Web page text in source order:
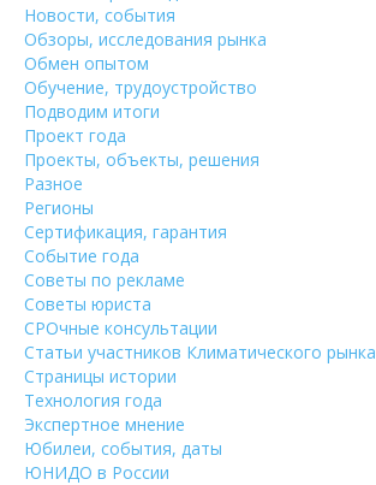
Новости, события
Обзоры, исследования рынка
Обмен опытом
Обучение, трудоустройство
Подводим итоги
Проект года
Проекты, объекты, решения
Разное
Регионы
Сертификация, гарантия
Событие года
Советы по рекламе
Советы юриста
СРОчные консультации
Статьи участников Климатического рынка
Страницы истории
Технология года
Экспертное мнение
Юбилеи, события, даты
ЮНИДО в России